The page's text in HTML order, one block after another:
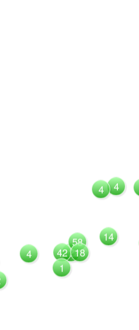
122
42
58
14
4
4
4
18
1